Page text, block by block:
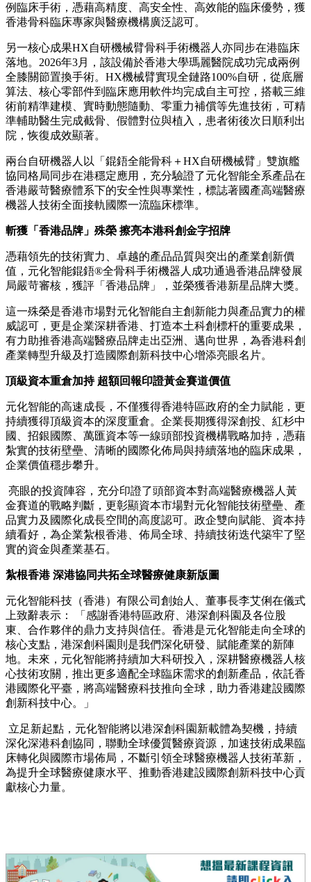
例臨床手術，憑藉高精度、高安全性、高效能的臨床優勢，獲
香港骨科臨床專家與醫療機構廣泛認可。
另一核心成果HX自研機械臂骨科手術機器人亦同步在港臨床
落地。2026年3月，該設備於香港大學瑪麗醫院成功完成兩例
全膝關節置換手術。HX機械臂實現全鏈路100%自研，從底層
算法、核心零部件到臨床應用軟件均完成自主可控，搭載三維
術前精準建模、實時動態隨動、零重力補償等先進技術，可精
準輔助醫生完成截骨、假體對位與植入，患者術後次日順利出
院，恢復成效顯著。
兩台自研機器人以「錕鋙全能骨科＋HX自研機械臂」雙旗艦
協同格局同步在港穩定應用，充分驗證了元化智能全系產品在
香港嚴苛醫療體系下的安全性與專業性，標誌著國產高端醫療
機器人技術全面接軌國際一流臨床標準。
斬獲「香港品牌」殊榮 擦亮本港科創金字招牌
憑藉領先的技術實力、卓越的產品品質與突出的產業創新價
值，元化智能錕鋙®全骨科手術機器人成功通過香港品牌發展
局嚴苛審核，獲評「香港品牌」，並榮獲香港新星品牌大獎。
這一殊榮是香港市場對元化智能自主創新能力與產品實力的權
威認可，更是企業深耕香港、打造本土科創標杆的重要成果，
有力助推香港高端醫療品牌走出亞洲、邁向世界，為香港科創
產業轉型升級及打造國際創新科技中心增添亮眼名片。
頂級資本重倉加持 超額回報印證黃金賽道價值
元化智能的高速成長，不僅獲得香港特區政府的全力賦能，更
持續獲得頂級資本的深度重倉。企業長期獲得深創投、紅杉中
國、招銀國際、萬匯資本等一線頭部投資機構戰略加持，憑藉
紮實的技術壁壘、清晰的國際化佈局與持續落地的臨床成果，
企業價值穩步攀升。
亮眼的投資陣容，充分印證了頭部資本對高端醫療機器人黃
金賽道的戰略判斷，更彰顯資本市場對元化智能技術壁壘、產
品實力及國際化成長空間的高度認可。政企雙向賦能、資本持
續看好，為企業紮根香港、佈局全球、持續技術迭代築牢了堅
實的資金與產業基石。
紮根香港 深港協同共拓全球醫療健康新版圖
元化智能科技（香港）有限公司創始人、董事長李艾俐在儀式
上致辭表示： 「感謝香港特區政府、港深創科園及各位股
東、合作夥伴的鼎力支持與信任。香港是元化智能走向全球的
核心支點，港深創科園則是我們深化研發、賦能產業的新陣
地。未來，元化智能將持續加大科研投入，深耕醫療機器人核
心技術攻關，推出更多適配全球臨床需求的創新產品，依託香
港國際化平臺，將高端醫療科技推向全球，助力香港建設國際
創新科技中心。」
立足新起點，元化智能將以港深創科園新載體為契機，持續
深化深港科創協同，聯動全球優質醫療資源，加速技術成果臨
床轉化與國際市場佈局，不斷引領全球醫療機器人技術革新，
為提升全球醫療健康水平、推動香港建設國際創新科技中心貢
獻核心力量。